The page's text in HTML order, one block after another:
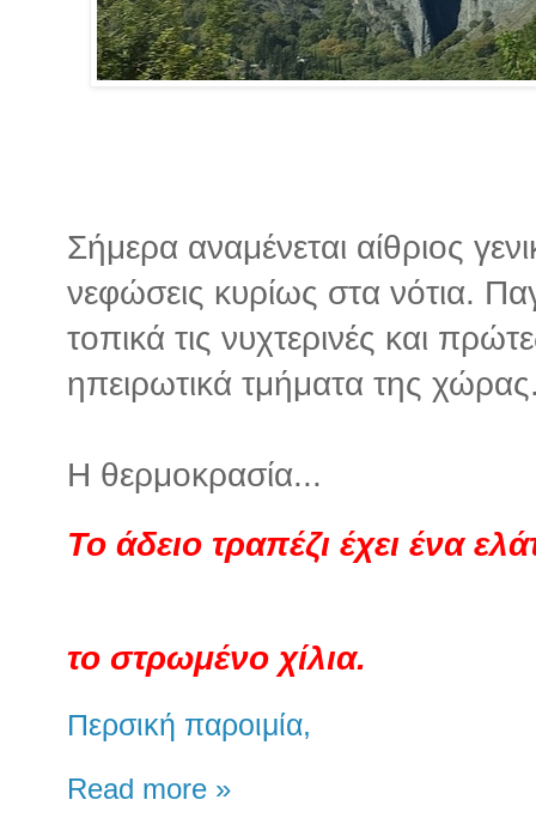
Σήμερα αναμένεται αίθριος
νεφώσεις κυρίως στα νότια.
τοπικά τις νυχτερινές και
ηπειρωτικά τμήματα της
Η θερμοκρασία...
Το άδειο τραπέζι έχει ένα
το στρωμένο χίλια.
Περσική παροιμία,
Read more »